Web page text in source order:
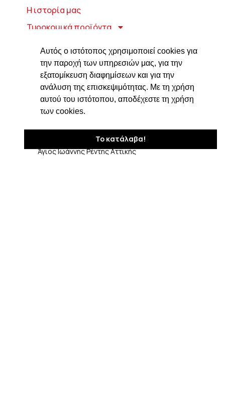
Αυτός ο ιστότοπος χρησιμοποιεί cookies για
την παροχή των υπηρεσιών μας, για την
εξατομίκευση διαφημίσεων και για την
ανάλυση της επισκεψιμότητας. Με τη χρήση
αυτού του ιστότοπου, αποδέχεστε τη χρήση
των cookies.
Το κατάλαβα!
Η ιστορία μας
Τυροκομικά προϊόντα
Τοσίτσα
Delicatessen
Συνταγές
Επικοινωνία
Στοιχεία Επικοινωνίας
Δαβάκη 7, ΤΚ 182 33
Άγιος Ιωάννης Ρέντης Αττικής